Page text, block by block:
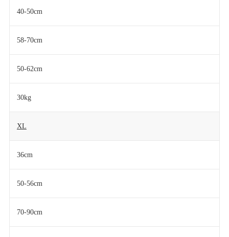
40-50cm
58-70cm
50-62cm
30kg
XL
36cm
50-56cm
70-90cm